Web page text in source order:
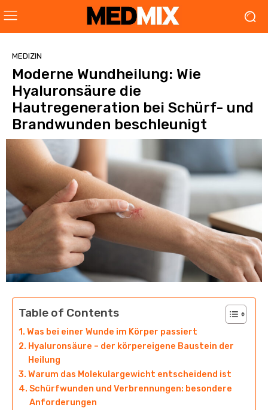
MEDIZIN
Moderne Wundheilung: Wie
Hyaluronsäure die
Hautregeneration bei Schürf- und
Brandwunden beschleunigt
Table of Contents
Was bei einer Wunde im Körper passiert
Hyaluronsäure – der körpereigene Baustein der
Heilung
Warum das Molekulargewicht entscheidend ist
Schürfwunden und Verbrennungen: besondere
Anforderungen